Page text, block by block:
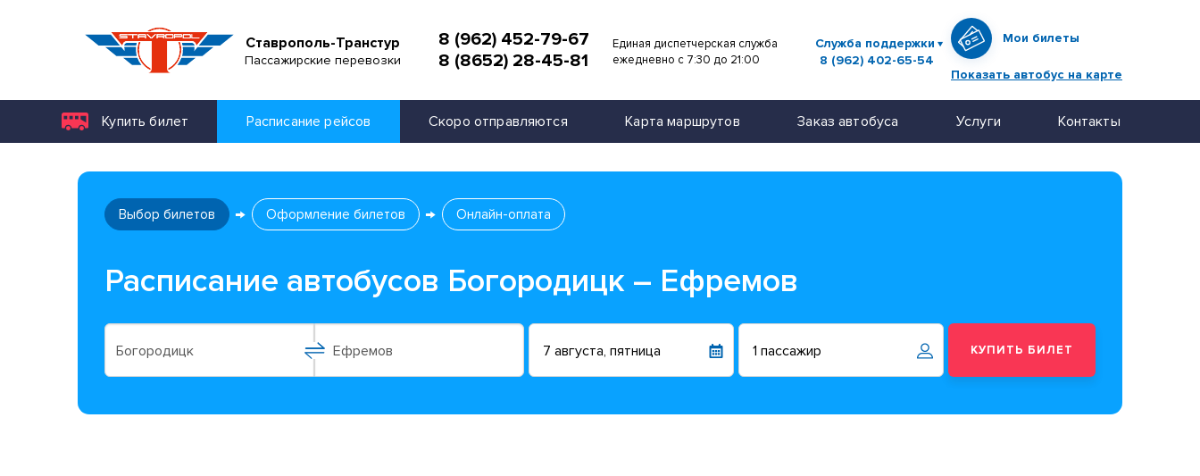
Ставрополь-Транстур
Пассажирские перевозки
8 (962) 452-79-67
8 (8652) 28-45-81
Единая диспетчерская служба
ежедневно с 7:30 до 21:00
Служба поддержки
8 (962) 402-65-54
Мои билеты
Показать автобус на карте
Купить билет Расписание рейсов Скоро отправляются Карта маршрутов Заказ автобуса Услуги Контакты
Выбор билетов Оформление билетов Онлайн-оплата
Расписание автобусов Богородицк – Ефремов